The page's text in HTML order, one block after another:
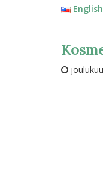
English